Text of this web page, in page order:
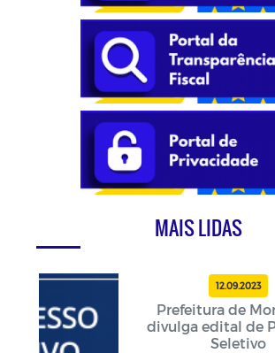
MAIS LIDAS
12.09.2023
Prefeitura de
divulga edital de
Seletivo